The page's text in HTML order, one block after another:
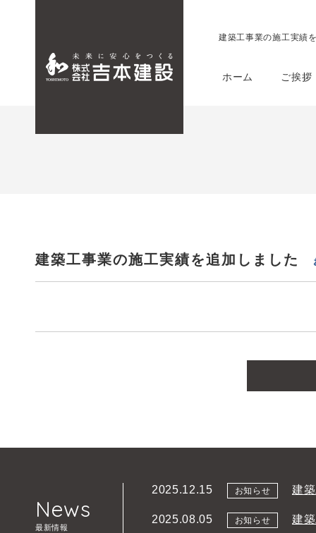
建築工事業の施工実績
ホーム ご挨拶
建築工事業の施工実績を追加しました
News
最新情報
2025.12.15 お知らせ 建
2025.08.05 お知らせ 建